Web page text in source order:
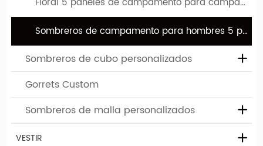
Búsqueda relacionada con los sombreros de
paneles para hombres 5
Sombreros de campamento para hombres 5 para hombre
Sombreros de cubo personalizados
Gorrets Custom
Sombreros de malla personalizados
VESTIR